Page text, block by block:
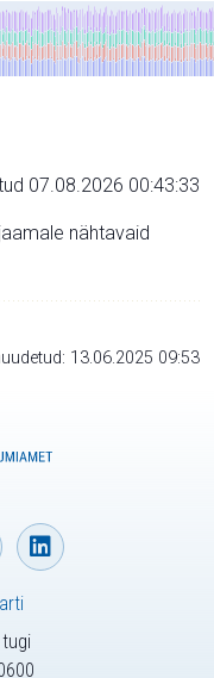
07.08.2026 00:43:33
nähtavaid
13.06.2025 09:53